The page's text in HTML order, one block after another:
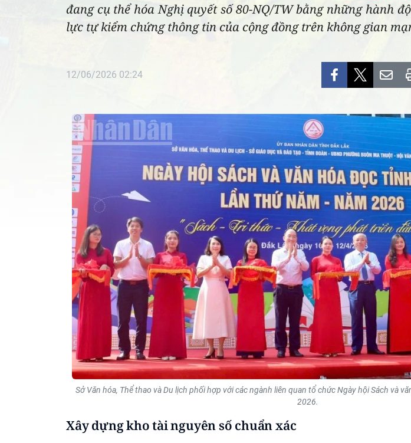
đang cụ thể hóa Nghị quyết số 80-NQ/TW bằng những hành
lực tự kiểm chứng thông tin của cộng đồng trên không gian
12/06/2026 02:24
Sở Văn hóa, Thể thao và Du lịch phối hợp với các ngành liên quan tổ chức Ngày hội Sách và
2026.
Xây dựng kho tài nguyên số chuẩn xác